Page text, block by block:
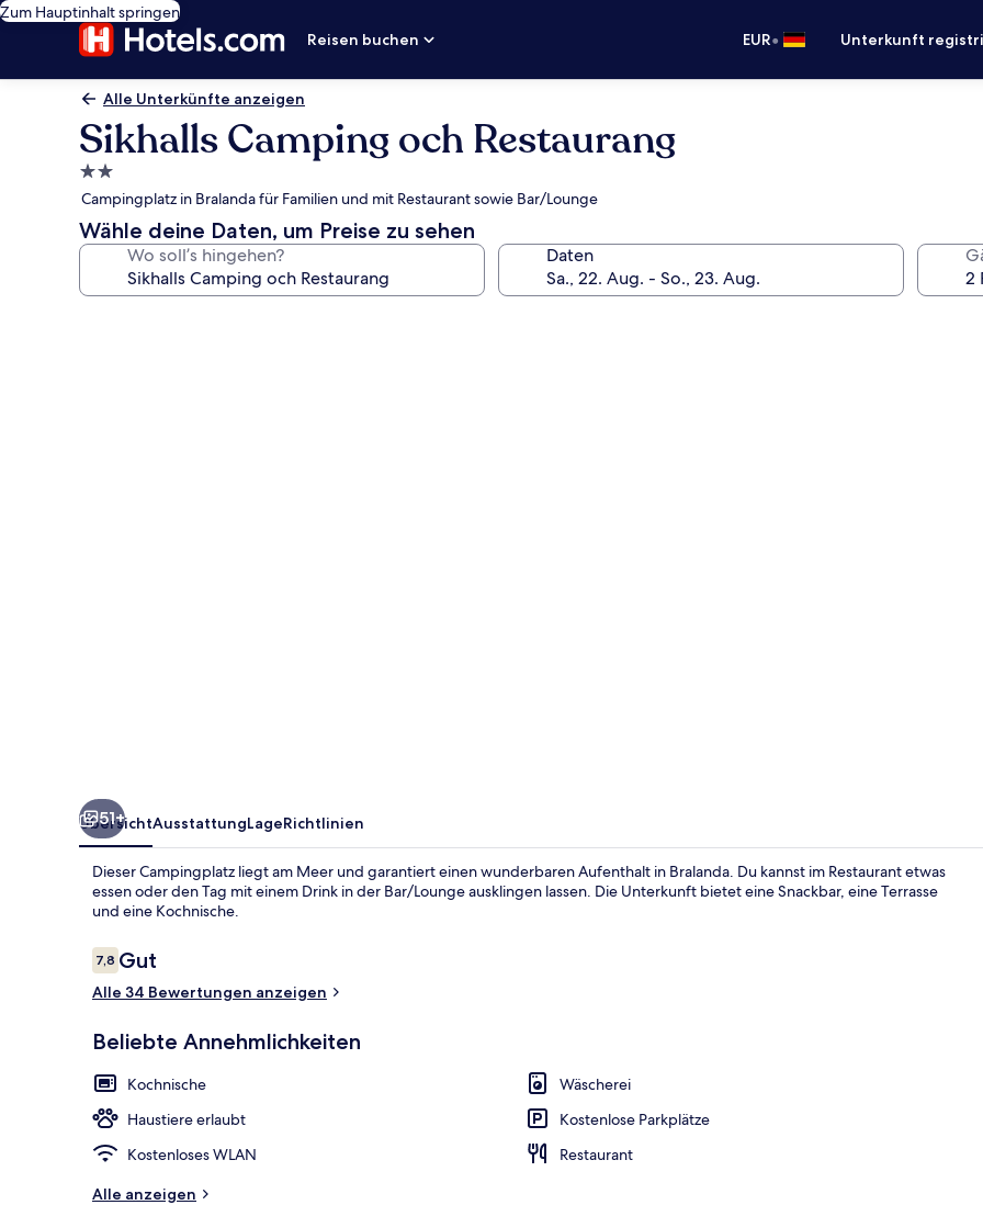
Zum Hauptinhalt springen
Reisen buchen
EUR• Unterkunft
Alle Unterkünfte anzeigen
Sikhalls Camping och Restaurang
2.0-
Sterne-
Unterkunft
Campingplatz in Bralanda für Familien und mit Restaurant sowie Bar/Lounge
Wähle deine Daten, um Preise zu sehen
Wo soll’s hingehen? Daten
51+
ÜbersichtAusstattungLageRichtlinien
Dieser Campingplatz liegt am Meer und garantiert einen wunderbaren Aufenthalt in Bralanda. Du kannst im Restaurant etwas
essen oder den Tag mit einem Drink in der Bar/Lounge ausklingen lassen. Die Unterkunft bietet eine Snackbar, eine Terrasse
und eine Kochnische.
Bewertungen
7,87,8 von 10.
Gut
Alle 34 Bewertungen anzeigen
Beliebte Annehmlichkeiten
Kochnische
Wäscherei
Haustiere erlaubt
Kostenlose Parkplätze
Kostenloses WLAN
Restaurant
Alle anzeigen